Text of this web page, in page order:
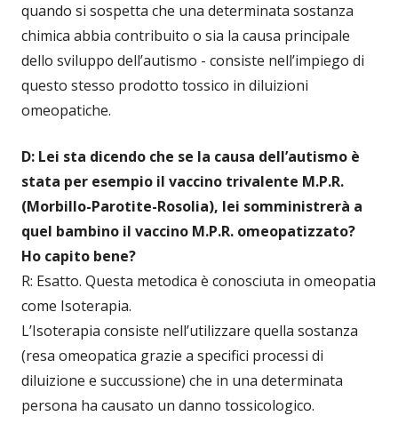
quando si sospetta che una determinata sostanza
chimica abbia contribuito o sia la causa principale
dello sviluppo dell’autismo - consiste nell’impiego di
questo stesso prodotto tossico in diluizioni
omeopatiche.
D: Lei sta dicendo che se la causa dell’autismo è
stata per esempio il vaccino trivalente M.P.R.
(Morbillo-Parotite-Rosolia), lei somministrerà a
quel bambino il vaccino M.P.R. omeopatizzato?
Ho capito bene?
R: Esatto. Questa metodica è conosciuta in omeopatia
come Isoterapia.
L’Isoterapia consiste nell’utilizzare quella sostanza
(resa omeopatica grazie a specifici processi di
diluizione e succussione) che in una determinata
persona ha causato un danno tossicologico.